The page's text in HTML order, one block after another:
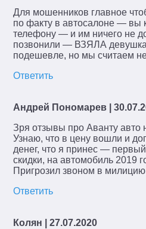
Для мошенников главное
по факту в автосалоне — вы
телефону — и им ничего не
позвонили — ВЗЯЛА девушка
подешевле, но мы считаем
Ответить
Андрей Пономарев
|
Зря отзывы про Аванту авто
Узнаю, что в цену вошли и
денег, что я принес — первый
скидки, на автомобиль 2019
Пригрозил звоном в
Ответить
Колян
| 27.07.2020